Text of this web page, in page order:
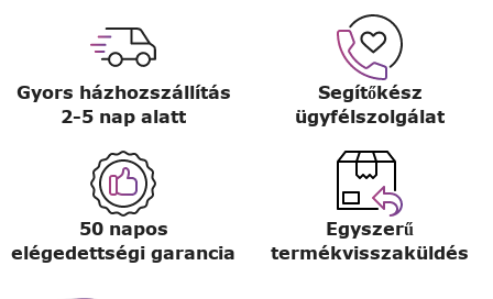
Gyors házhozszállítás
2-5 nap alatt
Segítőkész
ügyfélszolgálat
50 napos
elégedettségi garancia
Egyszerű
termékvisszaküldés